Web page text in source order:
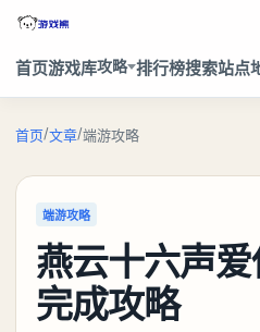
首页游戏库攻略 排行榜搜索站点
首页/文章/端游攻略
端游攻略
燕云十六声
完成攻略